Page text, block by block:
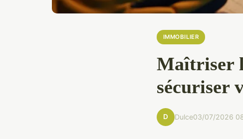
IMMOBILIER
Maîtriser
sécuriser
D Dulce03/07/2026